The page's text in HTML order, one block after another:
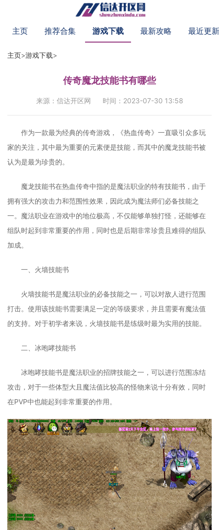
主页 推荐合集 游戏下载 最新攻略 最近更新
主页>游戏下载>
传奇魔龙技能书有哪些
来源：信达开区网 时间：2023-07-30 13:58
作为一款最为经典的传奇游戏，《热血传奇》一直吸引众多玩
家的关注，其中最为重要的元素便是技能，而其中的魔龙技能书被
认为是最为珍贵的。
魔龙技能书在热血传奇中指的是魔法职业的特有技能书，由于
拥有强大的攻击力和范围性效果，因此成为魔法师们必备技能之
一。魔法职业在游戏中的地位极高，不仅能够单独打怪，还能够在
组队时起到非常重要的作用，同时也是后期非常珍贵且难得的组队
加成。
一、火墙技能书
火墙技能书是魔法职业的必备技能之一，可以对敌人进行范围
打击。使用该技能书需要满足一定的等级要求，并且需要有魔法值
的支持。对于初学者来说，火墙技能书是练级时最为实用的技能。
二、冰咆哮技能书
冰咆哮技能书是魔法职业的招牌技能之一，可以进行范围冻结
攻击，对于一些体型大且魔法值比较高的怪物来说十分有效，同时
在PVP中也能起到非常重要的作用。